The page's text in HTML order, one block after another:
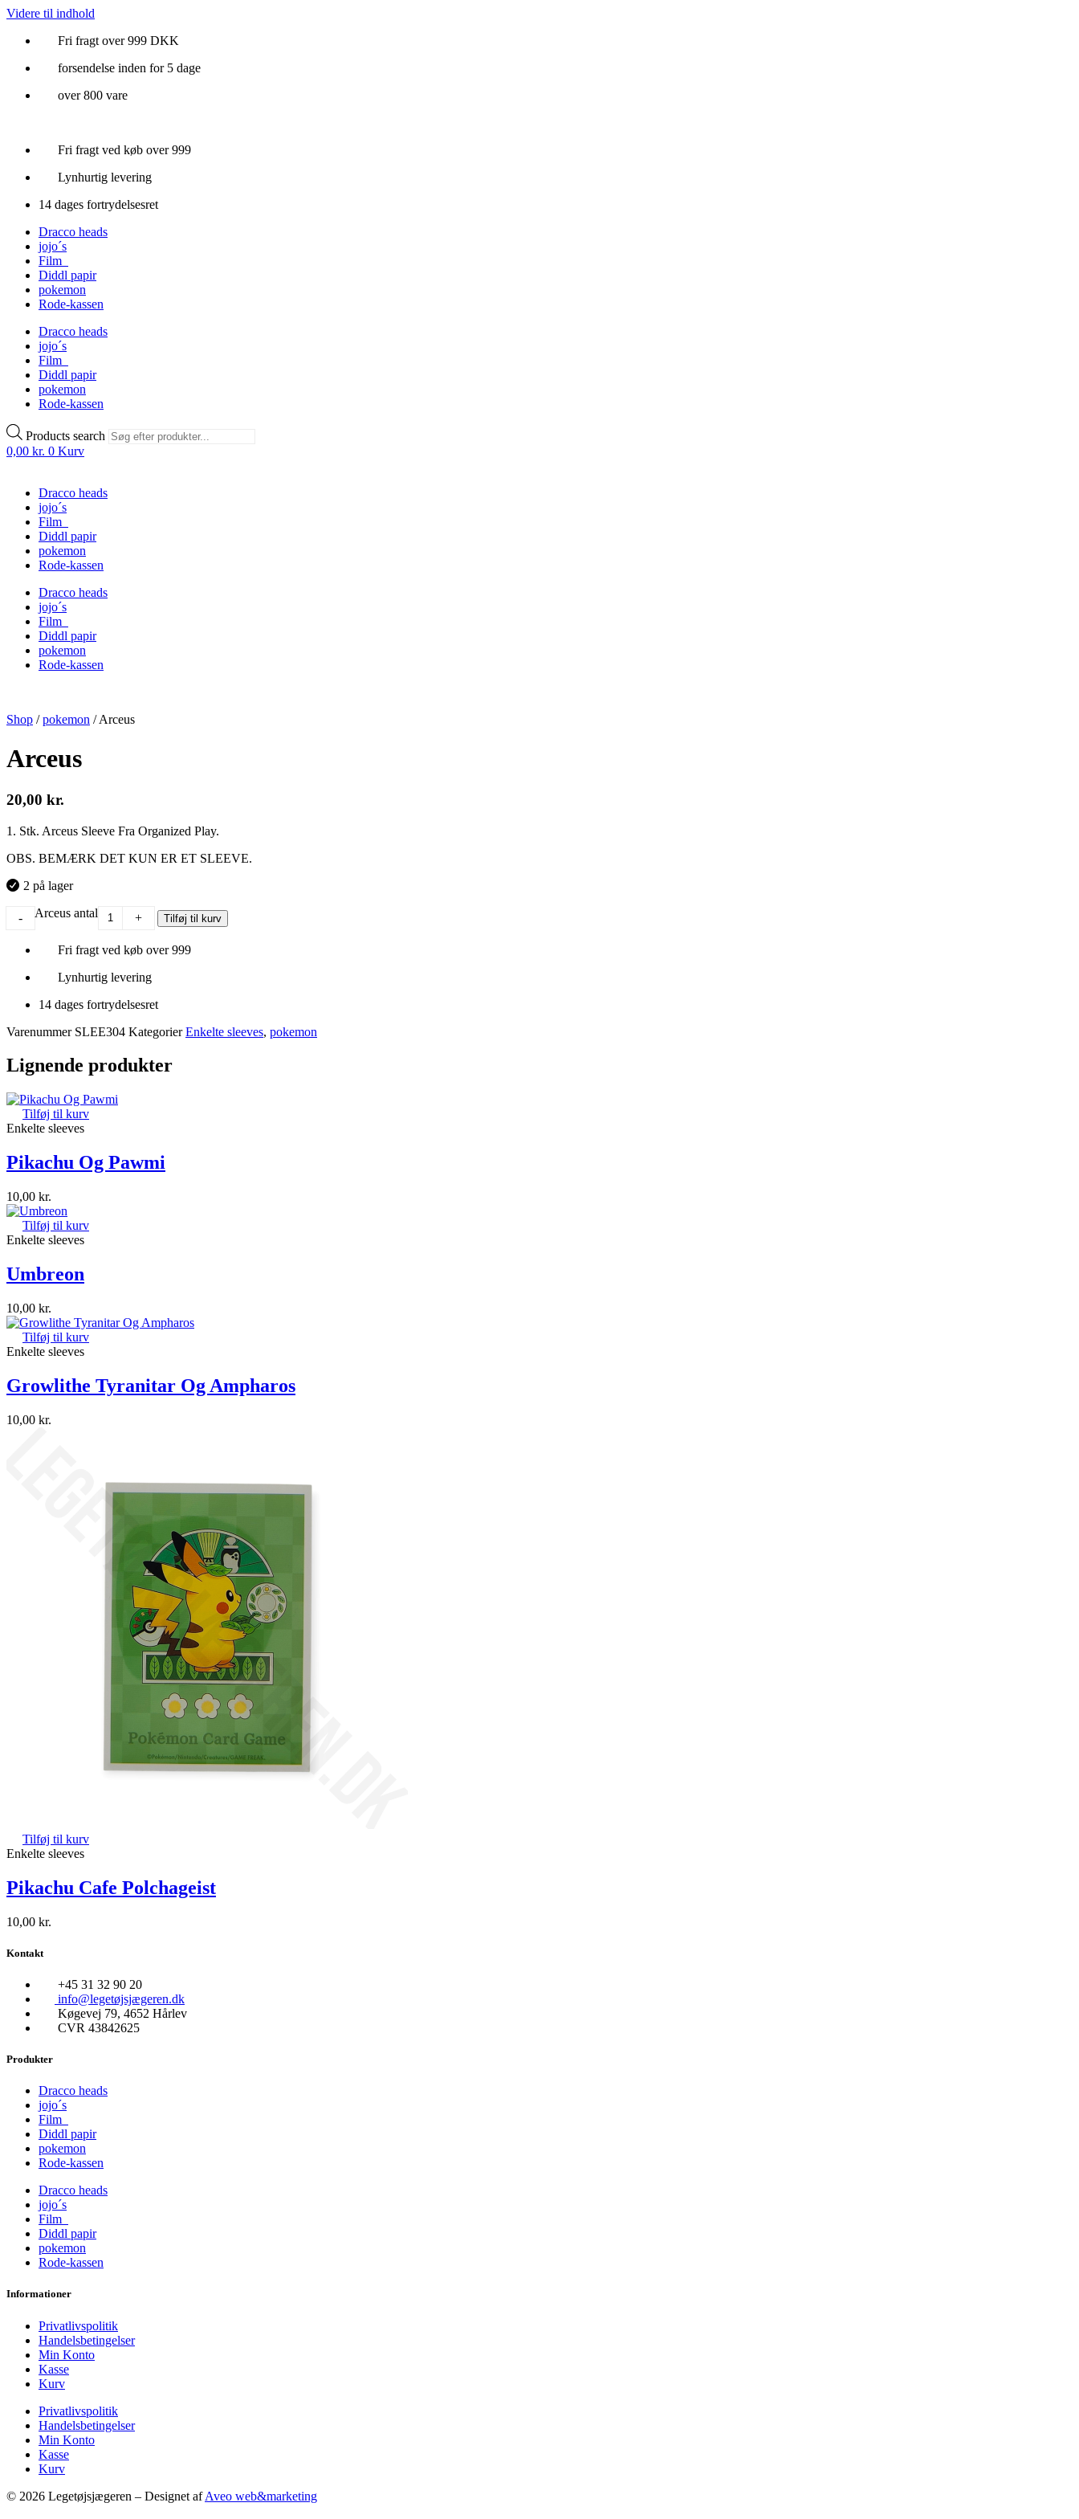
Videre til indhold
Fri fragt over 999 DKK
forsendelse inden for 5 dage
over 800 vare
Fri fragt ved køb over 999
Lynhurtig levering
14 dages fortrydelsesret
Dracco heads
jojo´s
Film
Diddl papir
pokemon
Rode-kassen
Dracco heads
jojo´s
Film
Diddl papir
pokemon
Rode-kassen
Products search
0,00 kr. 0 Kurv
Dracco heads
jojo´s
Film
Diddl papir
pokemon
Rode-kassen
Dracco heads
jojo´s
Film
Diddl papir
pokemon
Rode-kassen
Shop /pokemon /Arceus
Arceus
20,00 kr.
1. Stk. Arceus Sleeve Fra Organized Play.
OBS. BEMÆRK DET KUN ER ET SLEEVE.
2 på lager
- Arceus antal + Tilføj til kurv
Fri fragt ved køb over 999
Lynhurtig levering
14 dages fortrydelsesret
Varenummer SLEE304 Kategorier Enkelte sleeves, pokemon
Lignende produkter
Tilføj til kurv
Enkelte sleeves
Pikachu Og Pawmi
10,00 kr.
Tilføj til kurv
Enkelte sleeves
Umbreon
10,00 kr.
Tilføj til kurv
Enkelte sleeves
Growlithe Tyranitar Og Ampharos
10,00 kr.
Tilføj til kurv
Enkelte sleeves
Pikachu Cafe Polchageist
10,00 kr.
Kontakt
+45 31 32 90 20
info@legetøjsjægeren.dk
Køgevej 79, 4652 Hårlev
CVR 43842625
Produkter
Dracco heads
jojo´s
Film
Diddl papir
pokemon
Rode-kassen
Dracco heads
jojo´s
Film
Diddl papir
pokemon
Rode-kassen
Informationer
Privatlivspolitik
Handelsbetingelser
Min Konto
Kasse
Kurv
Privatlivspolitik
Handelsbetingelser
Min Konto
Kasse
Kurv
© 2026 Legetøjsjægeren – Designet afAveo web&marketing